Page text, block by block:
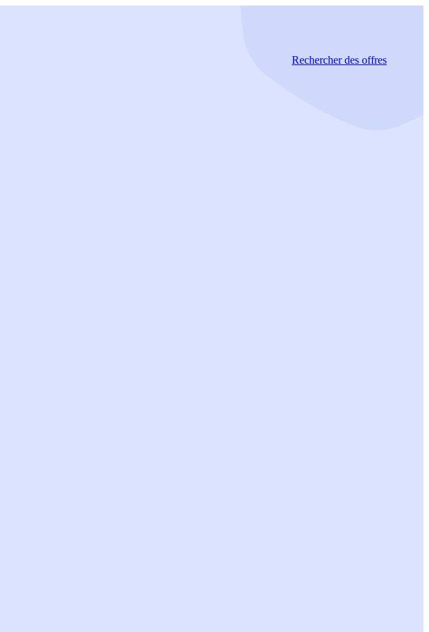
Rechercherdes offres